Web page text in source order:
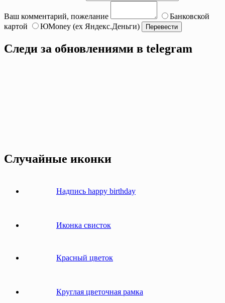
Ваш комментарий, пожелание
Банковской
картой
ЮMoney (ex Яндекс.Деньги)
Следи за обновлениями в telegram
Случайные иконки
Надпись happy birthday
Иконка свисток
Красный цветок
Круглая цветочная рамка